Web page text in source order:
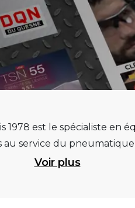
1978 est le spécialiste
service du
pour que la
Voir plus